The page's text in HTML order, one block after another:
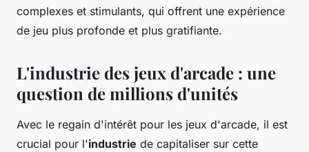
complexes et stimulants, qui offrent une expérience
de jeu plus profonde et plus gratifiante.
L'industrie des jeux d'arcade : une
question de millions d'unités
Avec le regain d'intérêt pour les jeux d'arcade, il est
crucial pour l'industrie de capitaliser sur cette